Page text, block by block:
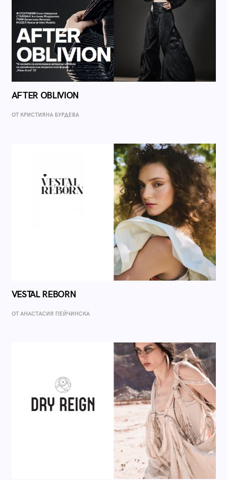
AFTER OBLIVION
ОТ КРИСТИЯНА БУРДЕВА
VESTAL REBORN
ОТ AНАСТАСИЯ ПЕЙЧИНСКА